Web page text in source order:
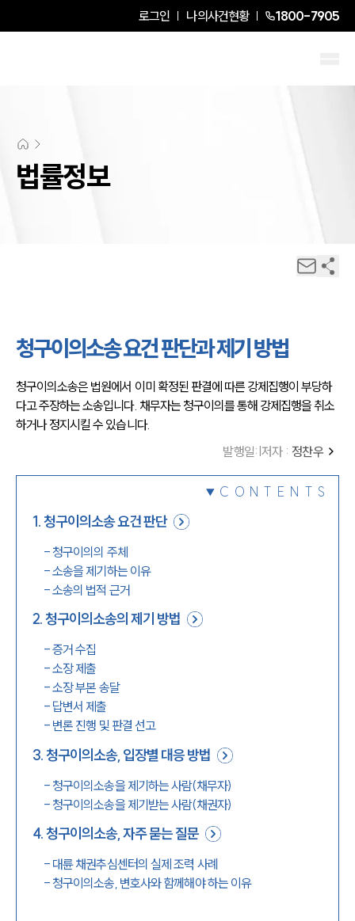
로그인 나의사건현황 1800-7905
법률정보
청구이의소송 요건 판단과 제기 방법
청구이의소송은 법원에서 이미 확정된 판결에 따른 강제집행이 부당하
다고 주장하는 소송입니다. 채무자는 청구이의를 통해 강제집행을 취소
하거나 정지시킬 수 있습니다.
발행일: |저자 : 정찬우
CONTENTS
1.청구이의소송 요건 판단
-청구이의의 주체
-소송을 제기하는 이유
-소송의 법적 근거
2.청구이의소송의 제기 방법
-증거 수집
-소장 제출
-소장 부본 송달
- 답변서 제출
- 변론 진행 및 판결 선고
3.청구이의소송, 입장별 대응 방법
-청구이의소송을 제기하는 사람(채무자)
-청구이의소송을 제기받는 사람(채권자)
4.청구이의소송, 자주 묻는 질문
- 대륜 채권추심센터의 실제 조력 사례
-청구이의소송, 변호사와 함께해야 하는 이유